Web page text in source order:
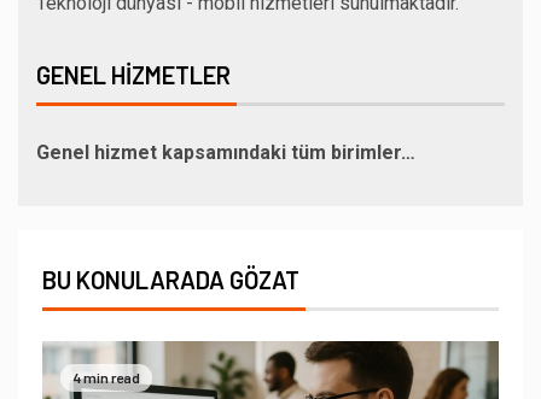
GENEL HIZMETLER
Genel hizmet kapsamındaki tüm birimler…
BU KONULARADA GÖZAT
4 min read